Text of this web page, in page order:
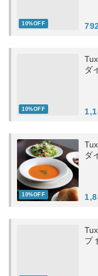
10%OFF
10%OFF
ダ
10%OFF
ダ
プ